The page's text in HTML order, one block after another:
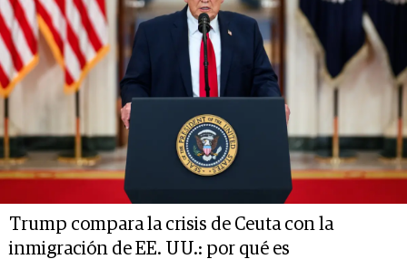
Trump compara la crisis de Ceuta con la
inmigración de EE. UU.: por qué es